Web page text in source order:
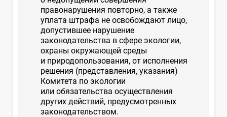
правонарушения повторно, а также
уплата штрафа не освобождают лицо,
допустившее нарушение
законодательства в сфере экологии,
охраны окружающей среды
и природопользования, от исполнения
решения (представления, указания)
Комитета по экологии
или обязательства осуществления
других действий, предусмотренных
законодательством.